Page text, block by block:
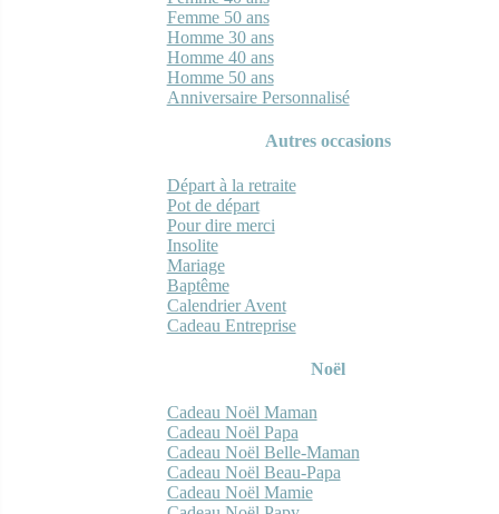
Femme 50 ans
Homme 30 ans
Homme 40 ans
Homme 50 ans
Anniversaire Personnalisé
Autres occasions
Départ à la retraite
Pot de départ
Pour dire merci
Insolite
Mariage
Baptême
Calendrier Avent
Cadeau Entreprise
Noël
Cadeau Noël Maman
Cadeau Noël Papa
Cadeau Noël Belle-Maman
Cadeau Noël Beau-Papa
Cadeau Noël Mamie